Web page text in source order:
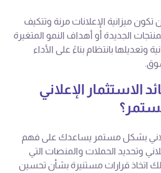
ميزانية الإعلانات مرنة وتتكيف
الجديدة أو أهداف النمو المتغيرة
وتعديلها بانتظام بناءً على الأداء
الاستثمار الإعلاني
بشكل مستمر يساعدك على فهم
وتحديد الحملات والمنصات التي
اتخاذ قرارات مستنيرة بشأن تحسين